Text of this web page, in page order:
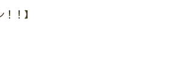
！！】